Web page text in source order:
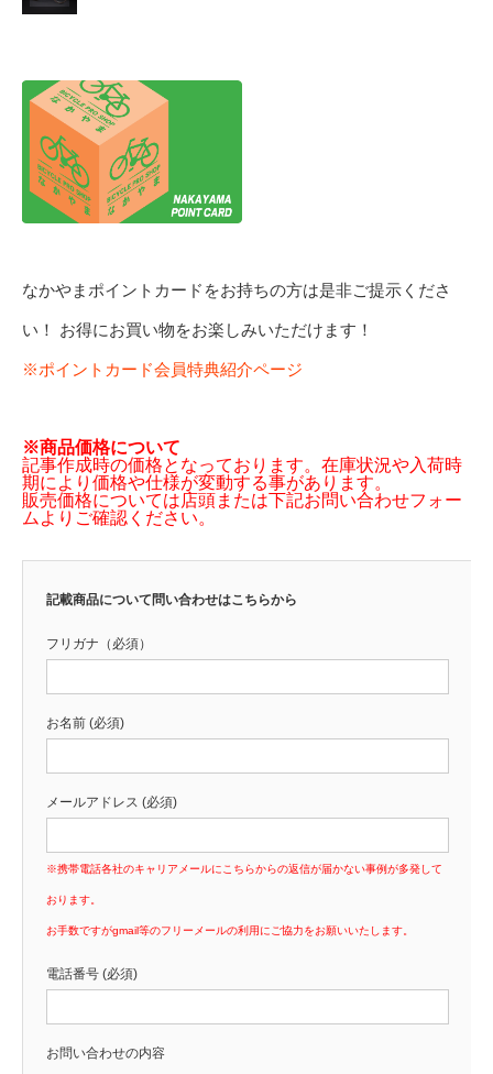
なかやまポイントカードをお持ちの方は是非ご提示くださ
い！ お得にお買い物をお楽しみいただけます！
※ポイントカード会員特典紹介ページ
※商品価格について
記事作成時の価格となっております。在庫状況や入荷時
期により価格や仕様が変動する事があります。
販売価格については店頭または下記お問い合わせフォー
ムよりご確認ください。
記載商品について問い合わせはこちらから
フリガナ（必須）
お名前 (必須)
メールアドレス (必須)
※携帯電話各社のキャリアメールにこちらからの返信が届かない事例が多発して
おります。
お手数ですがgmail等のフリーメールの利用にご協力をお願いいたします。
電話番号 (必須)
お問い合わせの内容